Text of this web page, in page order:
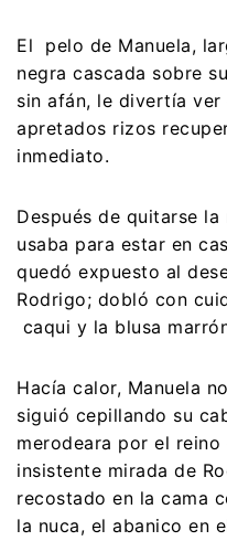
El pelo de Manuela,
negra cascada sobre
sin afán, le divertía
apretados rizos
inmediato.
Después de quitarse
usaba para estar en
quedó expuesto al
Rodrigo; dobló con
caqui y la blusa
Hacía calor, Manuela
siguió cepillando su
merodeara por el
insistente mirada de
recostado en la cama
la nuca, el abanico en